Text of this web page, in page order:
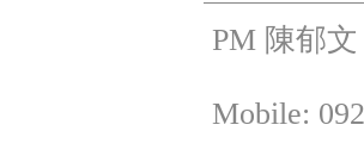
PM 陳郁文
Mobile: